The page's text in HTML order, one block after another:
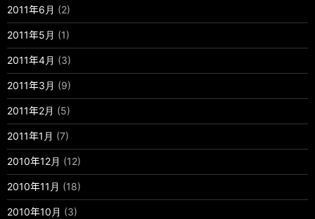
2011年6月 (2)
2011年5月 (1)
2011年4月 (3)
2011年3月 (9)
2011年2月 (5)
2011年1月 (7)
2010年12月 (12)
2010年11月 (18)
2010年10月 (3)